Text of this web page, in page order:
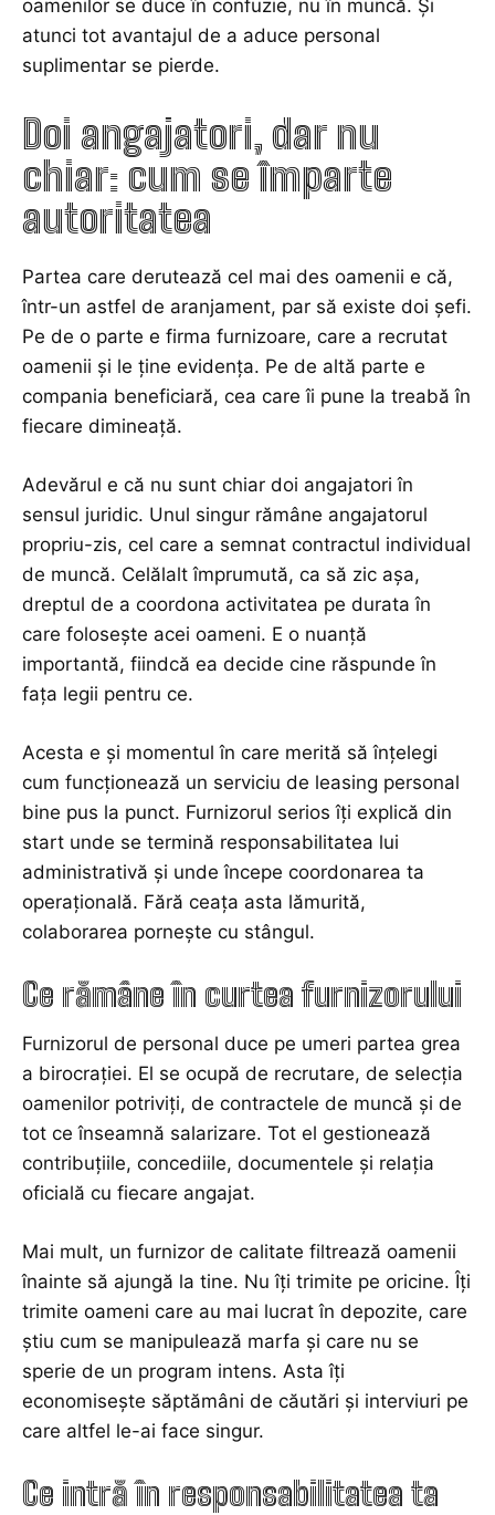
oamenilor se duce în confuzie, nu în muncă. Și
atunci tot avantajul de a aduce personal
suplimentar se pierde.
Doi angajatori, dar nu
chiar: cum se împarte
autoritatea
Partea care derutează cel mai des oamenii e că,
într-un astfel de aranjament, par să existe doi șefi.
Pe de o parte e firma furnizoare, care a recrutat
oamenii și le ține evidența. Pe de altă parte e
compania beneficiară, cea care îi pune la treabă în
fiecare dimineață.
Adevărul e că nu sunt chiar doi angajatori în
sensul juridic. Unul singur rămâne angajatorul
propriu-zis, cel care a semnat contractul individual
de muncă. Celălalt împrumută, ca să zic așa,
dreptul de a coordona activitatea pe durata în
care folosește acei oameni. E o nuanță
importantă, fiindcă ea decide cine răspunde în
fața legii pentru ce.
Acesta e și momentul în care merită să înțelegi
cum funcționează un serviciu de leasing personal
bine pus la punct. Furnizorul serios îți explică din
start unde se termină responsabilitatea lui
administrativă și unde începe coordonarea ta
operațională. Fără ceața asta lămurită,
colaborarea pornește cu stângul.
Ce rămâne în curtea furnizorului
Furnizorul de personal duce pe umeri partea grea
a birocrației. El se ocupă de recrutare, de selecția
oamenilor potriviți, de contractele de muncă și de
tot ce înseamnă salarizare. Tot el gestionează
contribuțiile, concediile, documentele și relația
oficială cu fiecare angajat.
Mai mult, un furnizor de calitate filtrează oamenii
înainte să ajungă la tine. Nu îți trimite pe oricine. Îți
trimite oameni care au mai lucrat în depozite, care
știu cum se manipulează marfa și care nu se
sperie de un program intens. Asta îți
economisește săptămâni de căutări și interviuri pe
care altfel le-ai face singur.
Ce intră în responsabilitatea ta